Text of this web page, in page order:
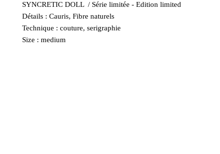
SYNCRETIC DOLL / Série limitée - Edition limited
Détails : Cauris, Fibre naturels
Technique : couture, serigraphie
Size : medium